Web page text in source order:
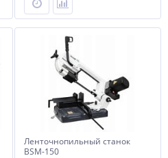
Ленточнопильный станок
BSM-150